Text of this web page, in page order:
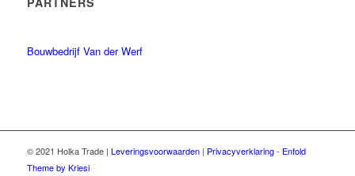
Bouwbedrijf Van der Werf
© 2021 Holka Trade | Leveringsvoorwaarden| Privacyverklaring- Enfold
Theme by Kriesi